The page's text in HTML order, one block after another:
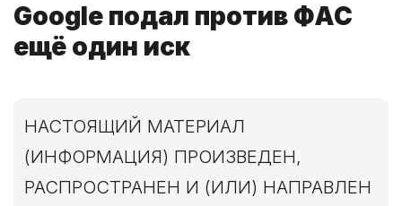
Google подал против ФАС
ещё один иск
НАСТОЯЩИЙ МАТЕРИАЛ
(ИНФОРМАЦИЯ) ПРОИЗВЕДЕН,
РАСПРОСТРАНЕН И (ИЛИ) НАПРАВЛЕН